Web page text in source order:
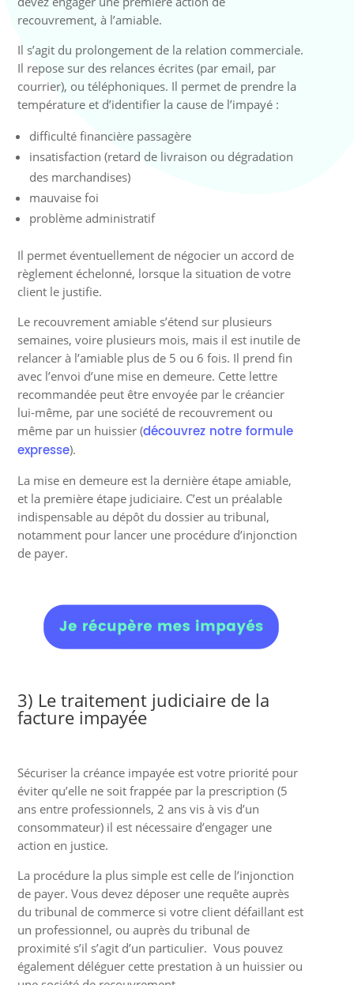
recouvrement, à l’amiable.
Il s’agit du prolongement de la relation commerciale.
Il repose sur des relances écrites (par email, par
courrier), ou téléphoniques. Il permet de prendre la
température et d’identifier la cause de l’impayé :
difficulté financière passagère
insatisfaction (retard de livraison ou dégradation
des marchandises)
mauvaise foi
problème administratif
Il permet éventuellement de négocier un accord de
règlement échelonné, lorsque la situation de votre
client le justifie.
Le recouvrement amiable s’étend sur plusieurs
semaines, voire plusieurs mois, mais il est inutile de
relancer à l’amiable plus de 5 ou 6 fois. Il prend fin
avec l’envoi d’une mise en demeure. Cette lettre
recommandée peut être envoyée par le créancier
lui-même, par une société de recouvrement ou
même par un huissier (découvrez notre formule
expresse).
La mise en demeure est la dernière étape amiable,
et la première étape judiciaire. C’est un préalable
indispensable au dépôt du dossier au tribunal,
notamment pour lancer une procédure d’injonction
de payer.
3) Le traitement judiciaire de la
facture impayée
Sécuriser la créance impayée est votre priorité pour
éviter qu’elle ne soit frappée par la prescription (5
ans entre professionnels, 2 ans vis à vis d’un
consommateur) il est nécessaire d’engager une
action en justice.
La procédure la plus simple est celle de l’injonction
de payer. Vous devez déposer une requête auprès
du tribunal de commerce si votre client défaillant est
un professionnel, ou auprès du tribunal de
proximité s’il s’agit d’un particulier. Vous pouvez
également déléguer cette prestation à un huissier ou